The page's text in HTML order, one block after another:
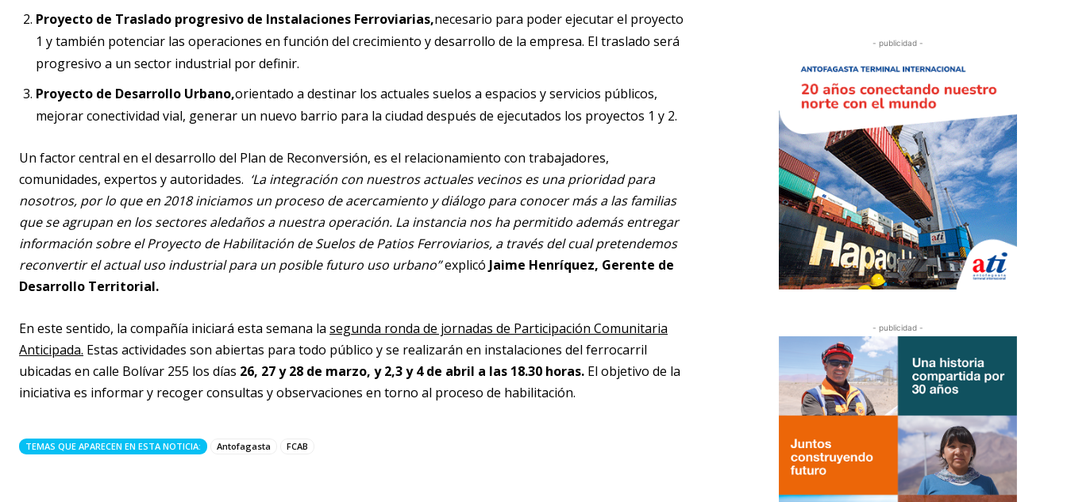
Proyecto de Traslado progresivo de Instalaciones Ferroviarias,necesario para poder ejecutar el proyecto
1 y también potenciar las operaciones en función del crecimiento y desarrollo de la empresa. El traslado será
progresivo a un sector industrial por definir.
Proyecto de Desarrollo Urbano,orientado a destinar los actuales suelos a espacios y servicios públicos,
mejorar conectividad vial, generar un nuevo barrio para la ciudad después de ejecutados los proyectos 1 y 2.
Un factor central en el desarrollo del Plan de Reconversión, es el relacionamiento con trabajadores,
comunidades, expertos y autoridades. ‘La integración con nuestros actuales vecinos es una prioridad para
nosotros, por lo que en 2018 iniciamos un proceso de acercamiento y diálogo para conocer más a las familias
que se agrupan en los sectores aledaños a nuestra operación. La instancia nos ha permitido además entregar
información sobre el Proyecto de Habilitación de Suelos de Patios Ferroviarios, a través del cual pretendemos
reconvertir el actual uso industrial para un posible futuro uso urbano”explicó Jaime Henríquez, Gerente de
Desarrollo Territorial.
En este sentido, la compañía iniciará esta semana la segunda ronda de jornadas de Participación Comunitaria
Anticipada. Estas actividades son abiertas para todo público y se realizarán en instalaciones del ferrocarril
ubicadas en calle Bolívar 255 los días 26, 27 y 28 de marzo, y 2,3 y 4 de abril a las 18.30 horas. El objetivo de la
iniciativa es informar y recoger consultas y observaciones en torno al proceso de habilitación.
TEMAS QUE APARECEN EN ESTA NOTICIA: Antofagasta FCAB
- publicidad -
- publicidad -